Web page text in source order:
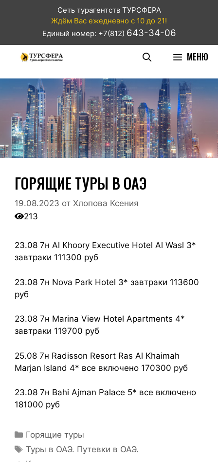
Сеть турагентств ТУРСФЕРА
Ждём Вас ежедневно с 10 до 21!
Единый номер: +7(812) 643-34-06
МЕНЮ
ГОРЯЩИЕ ТУРЫ В ОАЭ
19.08.2023 от Хлопова Ксения
213
23.08 7н Al Khoory Executive Hotel Al Wasl 3*
завтраки 111300 руб
23.08 7н Nova Park Hotel 3* завтраки 113600
руб
23.08 7н Marina View Hotel Apartments 4*
завтраки 119700 руб
25.08 7н Radisson Resort Ras Al Khaimah
Marjan Island 4* все включено 170300 руб
23.08 7н Bahi Ajman Palace 5* все включено
181000 руб
Горящие туры
Туры в ОАЭ. Путевки в ОАЭ.